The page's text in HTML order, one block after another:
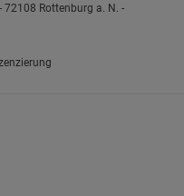
72108 Rottenburg a. N. -